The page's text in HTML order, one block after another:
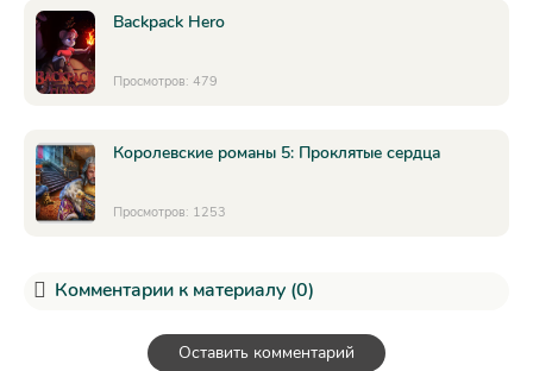
Backpack Hero
Просмотров: 479
Королевские романы 5: Проклятые сердца
Просмотров: 1253
Комментарии к материалу (0)
Оставить комментарий